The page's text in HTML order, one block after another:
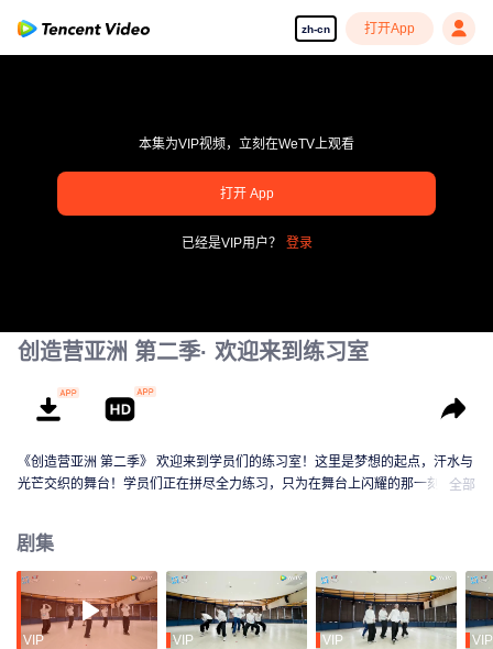
zh-cn 打开App
pay limit
本集为VIP视频，立刻在WeTV上观看
打开 App
已经是VIP用户？ 登录
创造营亚洲 第二季· 欢迎来到练习室
《创造营亚洲 第二季》 欢迎来到学员们的练习室！这里是梦想的起点，汗水与
光芒交织的舞台！学员们正在拼尽全力练习，只为在舞台上闪耀的那一刻。从
全部
剧集
VIP VIP VIP VIP